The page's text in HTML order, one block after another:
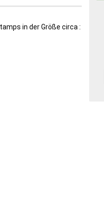
in der Größe circa :